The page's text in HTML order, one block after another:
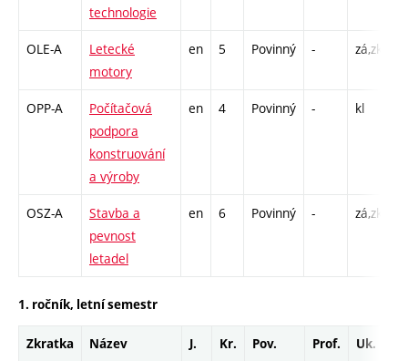
technologie
OLE-A
Letecké
motory
en 5 Povinný - zá,zk
OPP-A
Počítačová
podpora
konstruování
a výroby
en 4 Povinný - kl
OSZ-A
Stavba a
pevnost
letadel
en 6 Povinný - zá,zk
1. ročník, letní semestr
Zkratka Název J. Kr. Pov. Prof. Uk.